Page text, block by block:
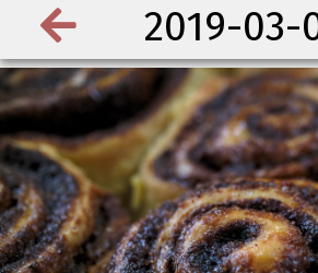
2019-03-